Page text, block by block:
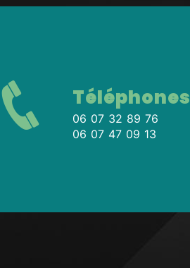
Téléphones
06 07 32 89 76
06 07 47 09 13